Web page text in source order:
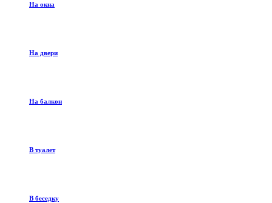
На окна
На двери
На балкон
В туалет
В беседку